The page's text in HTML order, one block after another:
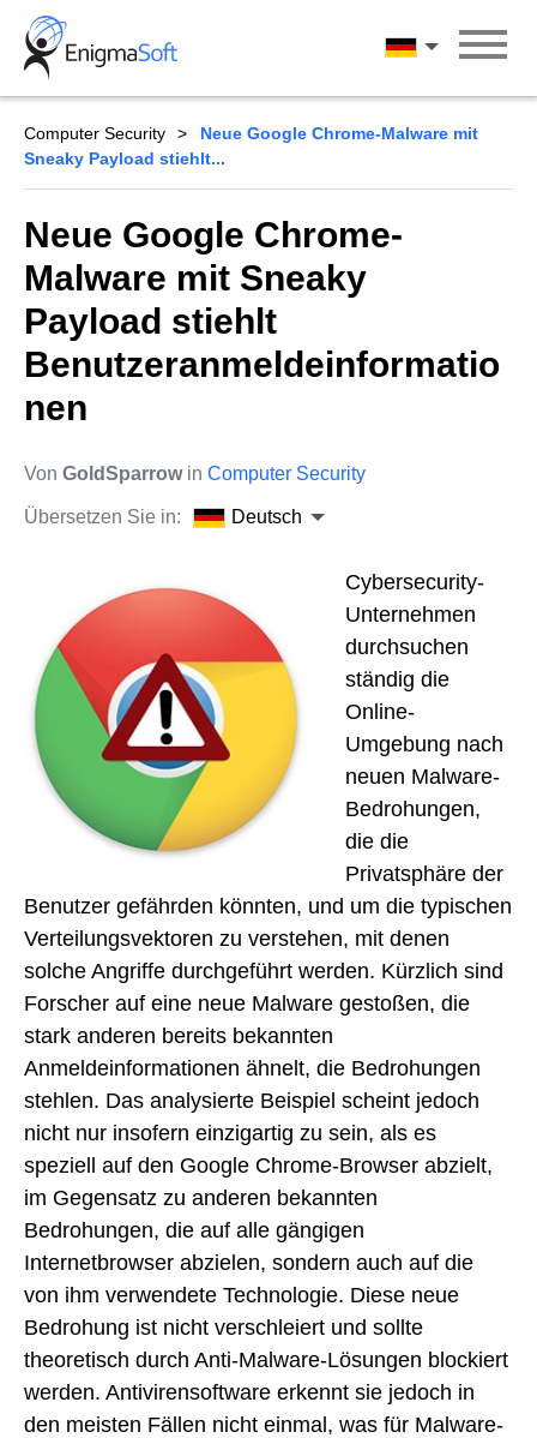
Skip
content
Deutsch
Computer Security
Neue Google Chrome-Malware mit
Sneaky Payload stiehlt...
Neue Google Chrome-
Malware mit Sneaky
Payload stiehlt
Benutzeranmeldeinformatio
nen
Von GoldSparrowin Computer Security
Übersetzen Sie in: Deutsch
Cybersecurity-
Unternehmen
durchsuchen
ständig die
Online-
Umgebung nach
neuen Malware-
Bedrohungen,
die die
Privatsphäre der
Benutzer gefährden könnten, und um die typischen
Verteilungsvektoren zu verstehen, mit denen
solche Angriffe durchgeführt werden. Kürzlich sind
Forscher auf eine neue Malware gestoßen, die
stark anderen bereits bekannten
Anmeldeinformationen ähnelt, die Bedrohungen
stehlen. Das analysierte Beispiel scheint jedoch
nicht nur insofern einzigartig zu sein, als es
speziell auf den Google Chrome-Browser abzielt,
im Gegensatz zu anderen bekannten
Bedrohungen, die auf alle gängigen
Internetbrowser abzielen, sondern auch auf die
von ihm verwendete Technologie. Diese neue
Bedrohung ist nicht verschleiert und sollte
theoretisch durch Anti-Malware-Lösungen blockiert
werden. Antivirensoftware erkennt sie jedoch in
den meisten Fällen nicht einmal, was für Malware-